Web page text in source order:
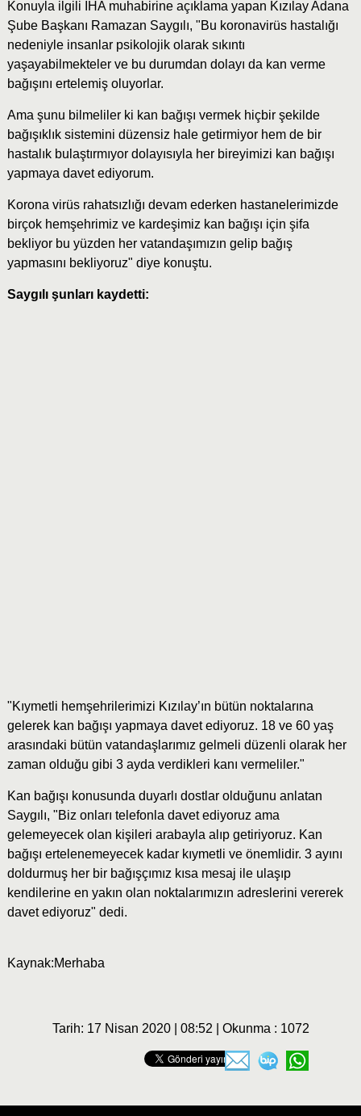
Konuyla ilgili İHA muhabirine açıklama yapan Kızılay Adana
Şube Başkanı Ramazan Saygılı, "Bu koronavirüs hastalığı
nedeniyle insanlar psikolojik olarak sıkıntı
yaşayabilmekteler ve bu durumdan dolayı da kan verme
bağışını ertelemiş oluyorlar.
Ama şunu bilmeliler ki kan bağışı vermek hiçbir şekilde
bağışıklık sistemini düzensiz hale getirmiyor hem de bir
hastalık bulaştırmıyor dolayısıyla her bireyimizi kan bağışı
yapmaya davet ediyorum.
Korona virüs rahatsızlığı devam ederken hastanelerimizde
birçok hemşehrimiz ve kardeşimiz kan bağışı için şifa
bekliyor bu yüzden her vatandaşımızın gelip bağış
yapmasını bekliyoruz" diye konuştu.
Saygılı şunları kaydetti:
"Kıymetli hemşehrilerimizi Kızılay’ın bütün noktalarına
gelerek kan bağışı yapmaya davet ediyoruz. 18 ve 60 yaş
arasındaki bütün vatandaşlarımız gelmeli düzenli olarak her
zaman olduğu gibi 3 ayda verdikleri kanı vermeliler."
Kan bağışı konusunda duyarlı dostlar olduğunu anlatan
Saygılı, "Biz onları telefonla davet ediyoruz ama
gelemeyecek olan kişileri arabayla alıp getiriyoruz. Kan
bağışı ertelenemeyecek kadar kıymetli ve önemlidir. 3 ayını
doldurmuş her bir bağışçımız kısa mesaj ile ulaşıp
kendilerine en yakın olan noktalarımızın adreslerini vererek
davet ediyoruz" dedi.
Kaynak:Merhaba
Tarih: 17 Nisan 2020 | 08:52 | Okunma : 1072